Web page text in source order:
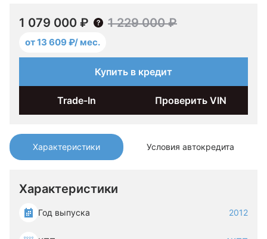
Характеристики Условия автокредита
Характеристики
Год выпуска 2012
1 079 000 ₽ 1 229 000 ₽
от 13 609 ₽/ мес.
Купить в кредит
Trade-In Проверить VIN